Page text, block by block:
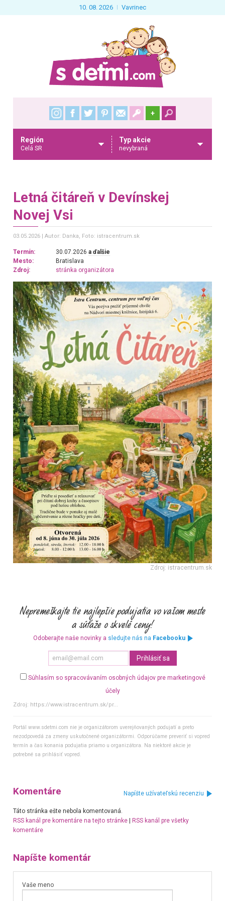
10. 08. 2026 Vavrinec
+
Región
Celá SR
Typ akcie
nevybraná
Letná čitáreň v Devínskej
Novej Vsi
03.05.2026 Autor: Danka, Foto: istracentrum.sk
Termín: 30.07.2026a ďalšie
Mesto:
Bratislava
Zdroj:
stránka organizátora
Zdroj: istracentrum.sk
Odoberajte naše novinky a sledujte nás na Facebooku
Súhlasím so spracovávaním osobných údajov pre marketingové
účely
Zdroj: https://www.istracentrum.sk/pr...
Portál www.sdetmi.com nie je organizátorom uverejňovaných podujatí a preto
nezodpovedá za zmeny uskutočnené organizátormi. Odporúčame preveriť si vopred
termín a čas konania podujatia priamo u organizátora. Na niektoré akcie je
potrebné sa prihlásiť vopred.
Komentáre Napíšte užívateľskú recenziu
Táto stránka ešte nebola komentovaná.
RSS kanál pre komentáre na tejto stránke|
RSS kanál pre všetky
komentáre
Napíšte komentár
Vaše meno